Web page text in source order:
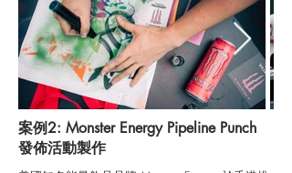
案例2: Monster Energy Pipeline Punch
發佈活動製作